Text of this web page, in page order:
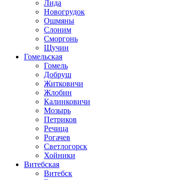
Лида
Новогрудок
Ошмяны
Слоним
Сморгонь
Щучин
Гомельская
Гомель
Добруш
Житковичи
Жлобин
Калинковичи
Мозырь
Петриков
Речица
Рогачев
Светлогорск
Хойники
Витебская
Витебск